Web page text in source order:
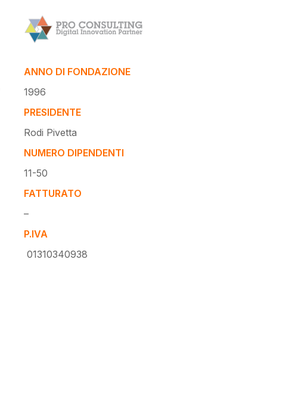
ANNO DI FONDAZIONE
1996
PRESIDENTE
Rodi Pivetta
NUMERO DIPENDENTI
11-50
FATTURATO
–
P.IVA
01310340938